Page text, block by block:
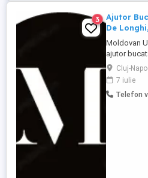
3
Ajutor
De
Moldovan
ajutor
De Longhi,
principale
pregătirea
tăierea și
Cluj-
7 iulie
Telefon